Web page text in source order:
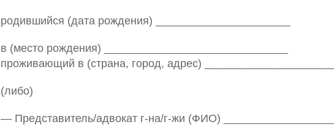
родившийся (дата рождения) ______________________
в (место рождения) ______________________________
проживающий в (страна, город, адрес)
(либо)
— Представитель/адвокат г-на/г-жи (ФИО)